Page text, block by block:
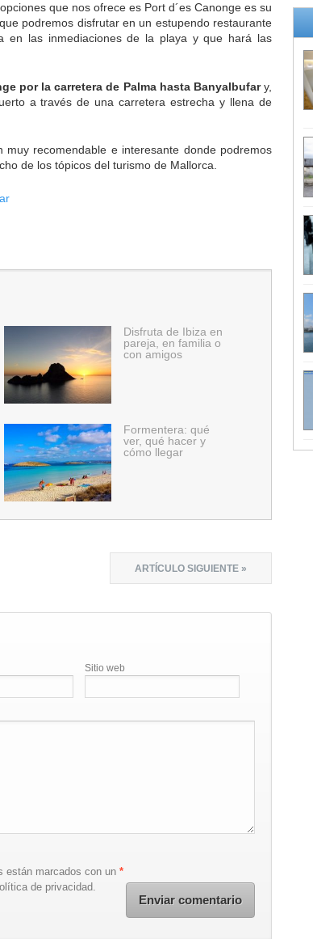
que nos ofrece es Port d´es Canonge es su
podremos disfrutar en un estupendo restaurante
en las inmediaciones de la playa y que hará las
por la carretera de Palma hasta Banyalbufary,
a través de una carretera estrecha y llena de
recomendable e interesante donde podremos
de los tópicos del turismo de Mallorca.
Disfruta de Ibiza en
pareja, en familia o
con amigos
Formentera: qué
ver, qué hacer y
cómo llegar
ARTÍCULO SIGUIENTE »
Sitio web
están marcados con un *
de privacidad.